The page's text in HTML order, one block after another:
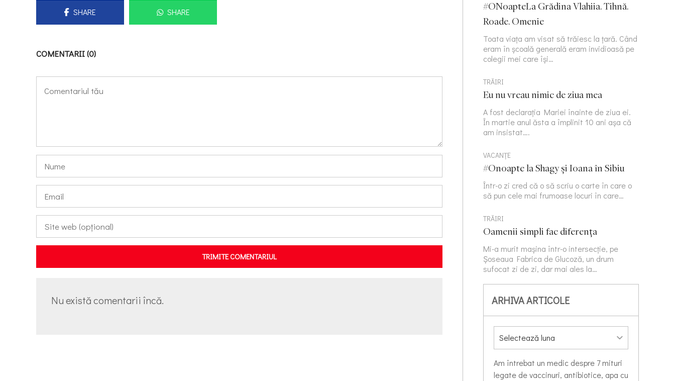
SHARE SHARE
COMENTARII (0)
TRIMITE COMENTARIUL
Nu există comentarii încă.
#ONoapteLa Grădina Vlahiia. Tihnă.
Roade. Omenie
Toata viața am visat să trăiesc la țară. Când
eram în școală generală eram invidioasă pe
colegii mei care își…
TRĂIRI
Eu nu vreau nimic de ziua mea
A fost declarația Mariei înainte de ziua ei.
În martie anul ăsta a împlinit 10 ani așa că
am insistat….
VACANȚE
#Onoapte la Shagy și Ioana în Sibiu
Într-o zi cred că o să scriu o carte în care o
să pun cele mai frumoase locuri în care…
TRĂIRI
Oamenii simpli fac diferența
Mi-a murit mașina într-o intersecție, pe
Șoseaua Fabrica de Glucoză, un drum
sufocat zi de zi, dar mai ales la…
ARHIVA ARTICOLE
Am întrebat un medic despre 7 mituri
legate de vaccinuri, antibiotice, apa cu